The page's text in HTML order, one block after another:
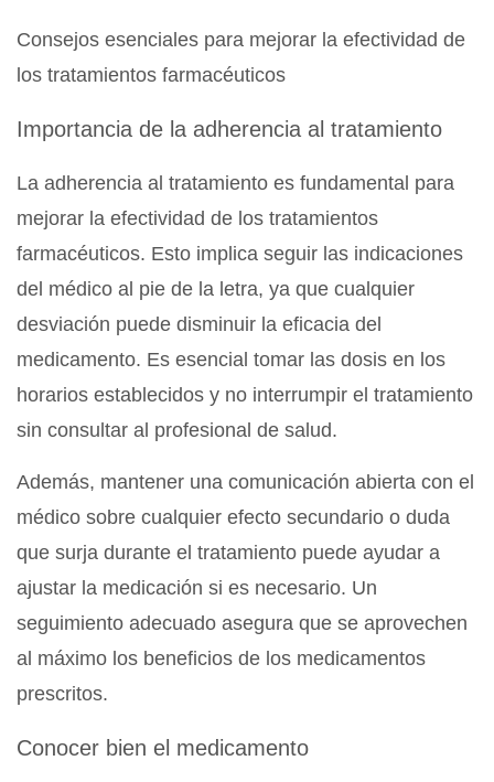
Consejos esenciales para mejorar la efectividad de
los tratamientos farmacéuticos
Importancia de la adherencia al tratamiento
La adherencia al tratamiento es fundamental para
mejorar la efectividad de los tratamientos
farmacéuticos. Esto implica seguir las indicaciones
del médico al pie de la letra, ya que cualquier
desviación puede disminuir la eficacia del
medicamento. Es esencial tomar las dosis en los
horarios establecidos y no interrumpir el tratamiento
sin consultar al profesional de salud.
Además, mantener una comunicación abierta con el
médico sobre cualquier efecto secundario o duda
que surja durante el tratamiento puede ayudar a
ajustar la medicación si es necesario. Un
seguimiento adecuado asegura que se aprovechen
al máximo los beneficios de los medicamentos
prescritos.
Conocer bien el medicamento